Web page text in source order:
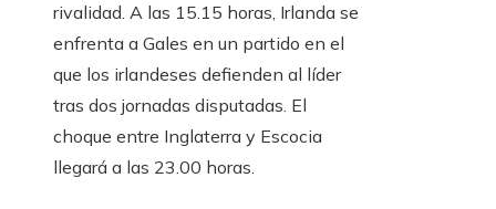
rivalidad. A las 15.15 horas, Irlanda se
enfrenta a Gales en un partido en el
que los irlandeses defienden al líder
tras dos jornadas disputadas. El
choque entre Inglaterra y Escocia
llegará a las 23.00 horas.